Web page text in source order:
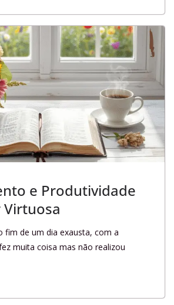
e Produtividade
fim de um dia exausta, com a
muita coisa mas não realizou